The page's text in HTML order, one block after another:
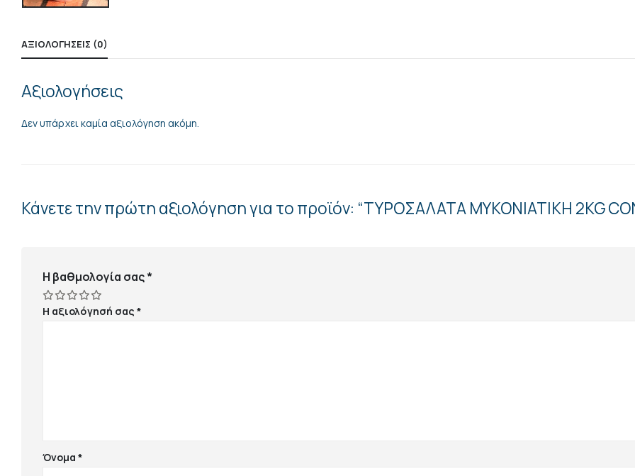
ΑΞΙΟΛΟΓΉΣΕΙΣ (0)
Αξιολογήσεις
Δεν υπάρχει καμία αξιολόγηση ακόμη.
Κάνετε την πρώτη αξιολόγηση για το προϊόν: “ΤΥΡΟΣΑΛΑΤΑ ΜΥΚΟΝΙΑΤΙΚΗ 2KG
Η βαθμολογία σας*
Η αξιολόγησή σας*
Όνομα*